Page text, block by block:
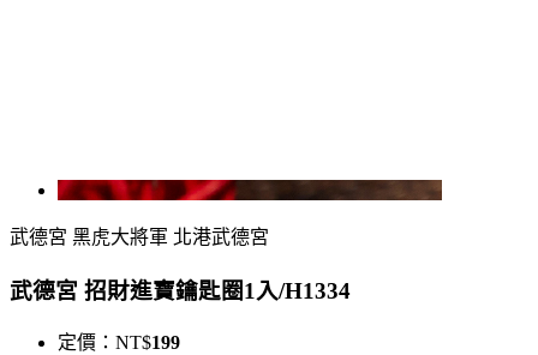
武德宮 黑虎大將軍 北港武德宮
武德宮 招財進寶鑰匙圈1入/H1334
定價： NT$199